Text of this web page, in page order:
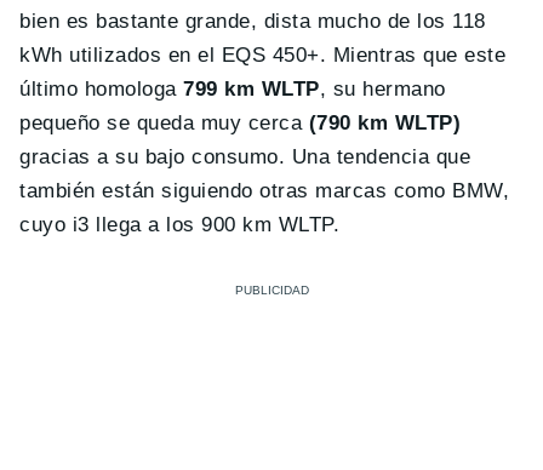
bien es bastante grande, dista mucho de los 118
kWh utilizados en el EQS 450+. Mientras que este
último homologa799 km WLTP, su hermano
pequeño se queda muy cerca (790 km WLTP)
gracias a su bajo consumo. Una tendencia que
también están siguiendo otras marcas como BMW,
cuyo i3 llega a los 900 km WLTP.